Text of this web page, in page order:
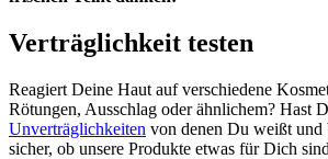
Verträglichkeit testen
Reagiert Deine Haut auf verschiedene
Rötungen, Ausschlag oder ähnlichem? Hast
Unverträglichkeiten von denen Du weißt
sicher, ob unsere Produkte etwas für Dich